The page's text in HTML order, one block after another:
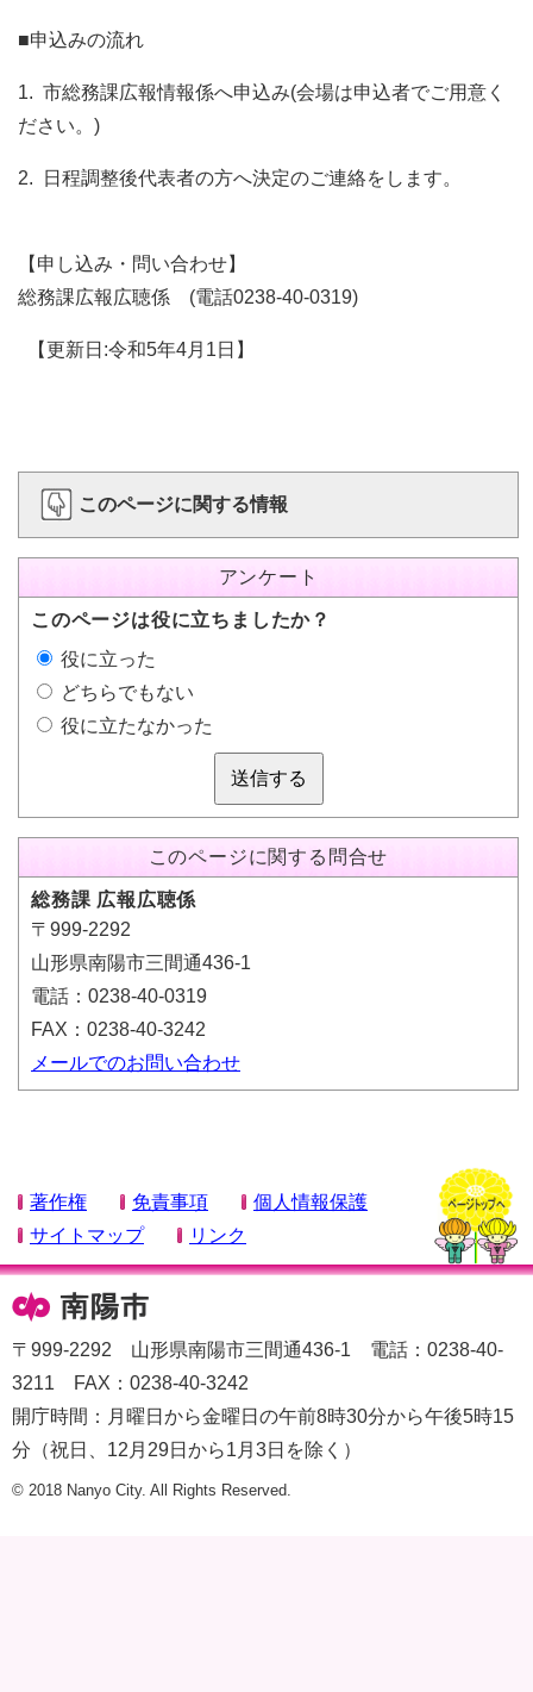
■申込みの流れ
1. 市総務課広報情報係へ申込み(会場は申込者でご用意く
ださい。)
2. 日程調整後代表者の方へ決定のご連絡をします。
【申し込み・問い合わせ】
総務課広報広聴係 (電話0238-40-0319)
【更新日:令和5年4月1日】
このページに関する情報
アンケート
このページは役に立ちましたか？
役に立った
どちらでもない
役に立たなかった
送信する
このページに関する問合せ
総務課 広報広聴係
〒999-2292
山形県南陽市三間通436-1
電話：0238-40-0319
FAX：0238-40-3242
メールでのお問い合わせ
著作権 免責事項
個人情報保護
サイトマップ
リンク
〒999-2292 山形県南陽市三間通436-1 電話：0238-40-
3211 FAX：0238-40-3242
開庁時間：月曜日から金曜日の午前8時30分から午後5時15
分（祝日、12月29日から1月3日を除く）
© 2018 Nanyo City. All Rights Reserved.